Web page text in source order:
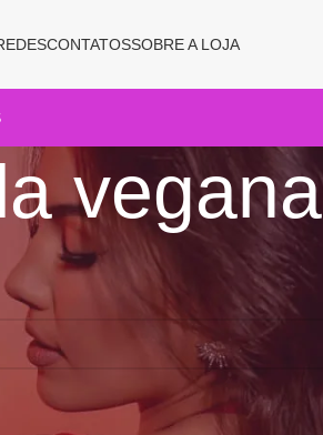
CONTATOSSOBRE A LOJA
vegana